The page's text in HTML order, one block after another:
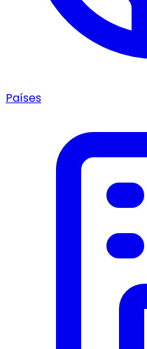
Países